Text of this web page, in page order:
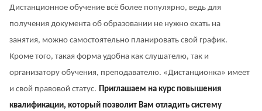
Дистанционное обучение всё более популярно, ведь для
получения документа об образовании не нужно ехать на
занятия, можно самостоятельно планировать свой график.
Кроме того, такая форма удобна как слушателю, так и
организатору обучения, преподавателю. «Дистанционка» имеет
и свой правовой статус. Приглашаем на курс повышения
квалификации, который позволит Вам отладить систему